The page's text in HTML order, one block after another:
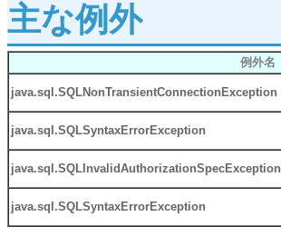
主な例外
例外名
java.sql.SQLNonTransientConnectionException
java.sql.SQLSyntaxErrorException
java.sql.SQLInvalidAuthorizationSpecException
java.sql.SQLSyntaxErrorException